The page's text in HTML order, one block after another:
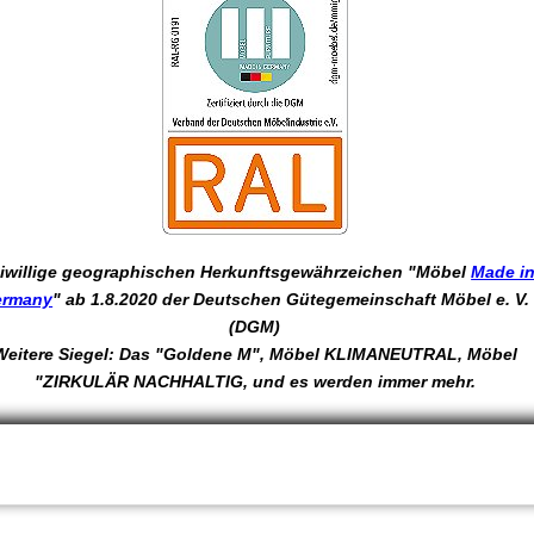
geographischen Herkunftsgewährzeichen "MöbelMade
" ab 1.8.2020 der Deutschen Gütegemeinschaft Möbel e. V.
(DGM)
Siegel: Das "Goldene M", Möbel KLIMANEUTRAL, Möbel
"ZIRKULÄR NACHHALTIG, und es werden immer mehr.